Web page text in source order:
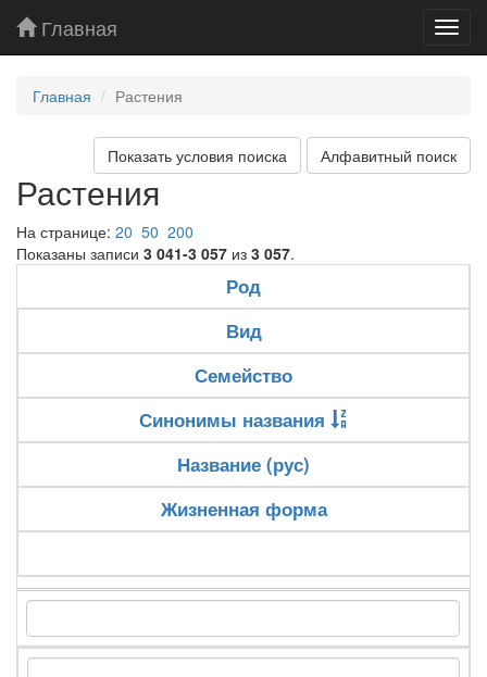
Главная
Главная Растения
Показать условия поиска Алфавитный поиск
Растения
На странице: 20 50 200
Показаны записи 3 041-3 057 из 3 057.
Род
Вид
Семейство
Синонимы названия
Название (рус)
Жизненная форма